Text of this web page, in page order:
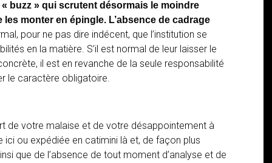
buzz » qui scrutent désormais le moindre
monter en épingle. L’absence de cadrage
pour ne pas dire indécent, que l’institution se
en la matière. S’il est normal de leur laisser le
il est en revanche de la seule responsabilité
le caractère obligatoire.
de votre malaise et de votre désappointement à
ou expédiée en catimini là et, de façon plus
que de l’absence de tout moment d’analyse et de